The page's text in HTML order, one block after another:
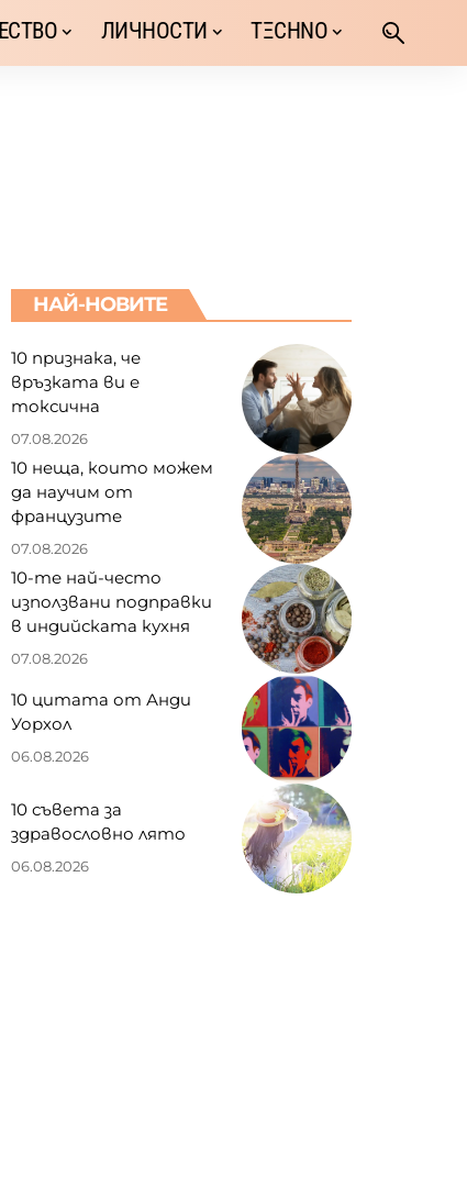
ЛИЧНОСТИ TΞCHNO
НАЙ-НОВИТЕ
10 признака, че
връзката ви е
токсична
07.08.2026
10 неща, които можем
да научим от
французите
07.08.2026
10-те най-често
използвани подправки
в индийската кухня
07.08.2026
10 цитата от Анди
Уорхол
06.08.2026
10 съвета за
здравословно лято
06.08.2026